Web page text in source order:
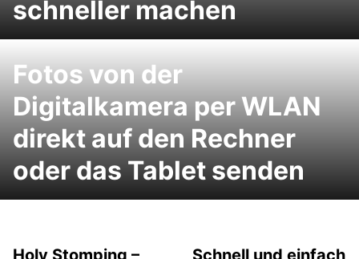
schneller machen
Fotos von der
Digitalkamera per WLAN
direkt auf den Rechner
oder das Tablet senden
Holy Stomping –
Schnell und einfach